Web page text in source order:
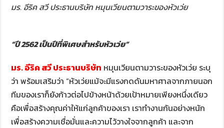
มร. อีริค สวี ประธานบริษัท หมุนเวียนตามวาระของหัวเว่ย
“ปี 2562 เป็นปีที่พิเศษสำหรับหัวเว่ย”
มร. อีริค สวี ประธานบริษัท หมุนเวียนตามวาระของหัวเว่ย ระบุ
ว่า พร้อมเสริมว่า “หัวเว่ยแม้จะมีแรงกดดันมหาศาลจากภายนอก
ทีมของเราก็ยังก้าวต่อไปข้างหน้าด้วยเป้าหมายเพียงหนึ่งเดียว
คือเพื่อสร้างคุณค่าให้แก่ลูกค้าของเรา เราทำงานกันอย่างหนัก
เพื่อสร้างความเชื่อมั่นและความไว้วางใจจากลูกค้า และจาก